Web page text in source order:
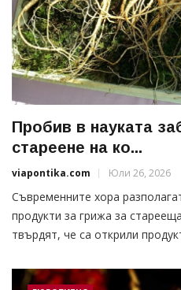
Пробив в науката
стареене на ко...
viapontika.com Юли 26, 2026
Съвременните хора
продукти за грижа за
твърдят, че са открили